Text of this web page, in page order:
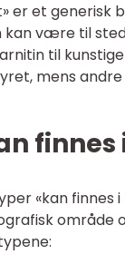
er et
kan være til
til
mens
«kan
område